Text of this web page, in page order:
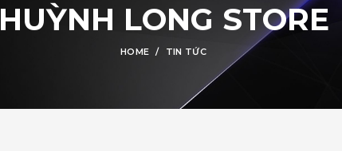
HUỲNH LONG STORE
HOME TIN TỨC